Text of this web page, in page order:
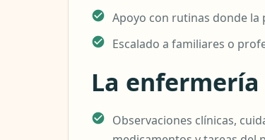
Apoyo con rutinas donde la
Escalado a familiares o
La
Observaciones clínicas,